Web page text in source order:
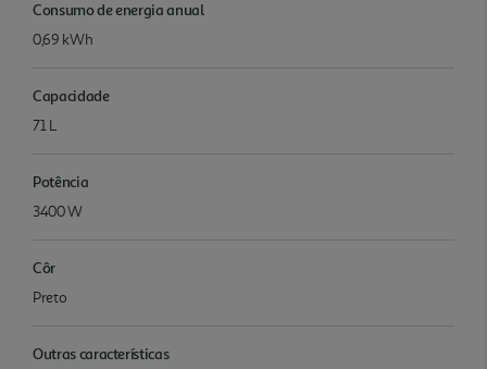
Consumo de energia anual
0,69 kWh
Capacidade
71 L
Potência
3400 W
Côr
Preto
Outras características